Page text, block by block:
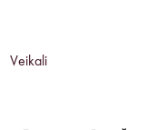
Veikali